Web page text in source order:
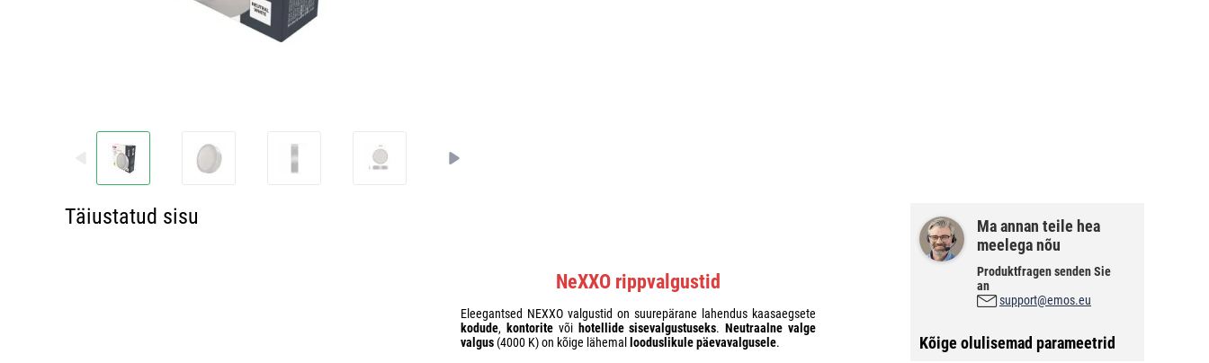
Täiustatud sisu
NeXXO rippvalgustid
Eleegantsed NEXXO valgustid on suurepärane lahendus kaasaegsete
kodude, kontoritevõi hotellide sisevalgustuseks.Neutraalne valge
valgus(4000 K) on kõige lähemal looduslikule päevavalgusele.
Ma annan teile hea
meelega nõu
Produktfragen senden Sie
an
support@emos.eu
Kõige olulisemad parameetrid